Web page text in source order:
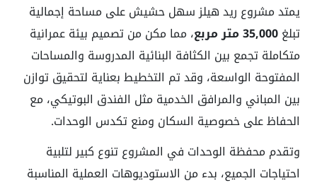
يمتد مشروع ريد هيلز سهل حشيش على مساحة إجمالية
تبلغ35,000 متر مربع
، مما مكن من تصميم بيئة عمرانية
متكاملة تجمع بين الكثافة البنائية المدروسة والمساحات
المفتوحة الواسعة، وقد تم التخطيط بعناية لتحقيق توازن
بين المباني والمرافق الخدمية مثل الفندق البوتيكي، مع
الحفاظ على خصوصية السكان ومنع تكدس الوحدات.
وتقدم محفظة الوحدات في المشروع تنوع كبير لتلبية
احتياجات الجميع، بدء من الاستوديوهات العملية المناسبة